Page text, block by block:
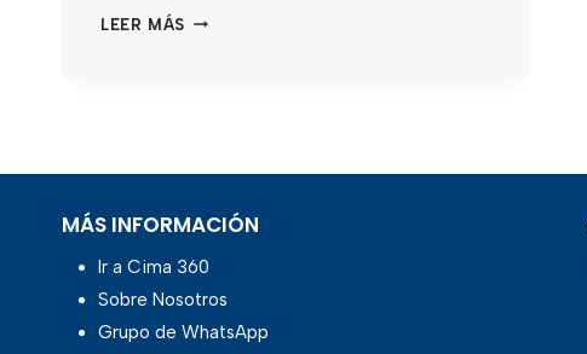
LEER MÁS
MÁS INFORMACIÓN
Ir a Cima 360
Sobre Nosotros
Grupo de WhatsApp